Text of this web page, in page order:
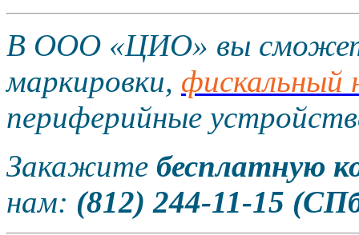
В ООО «ЦИО» вы
маркировки, фискальный
периферийные
Закажите бесплатную
нам: (812) 244-11-15